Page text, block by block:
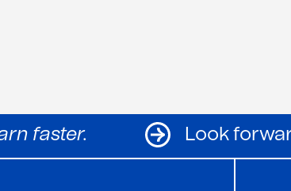
learn faster.